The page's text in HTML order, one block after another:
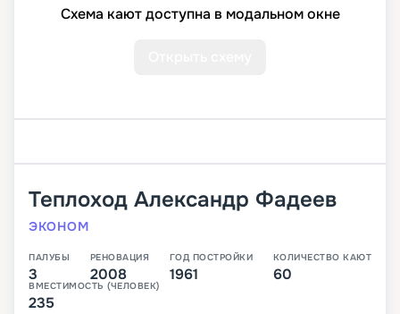
Схема кают доступна в модальном окне
Теплоход Александр Фадеев
ЭКОНОМ
ПАЛУБЫ
3
РЕНОВАЦИЯ
2008
ГОД ПОСТРОЙКИ
1961
КОЛИЧЕСТВО КАЮТ
60
ВМЕСТИМОСТЬ (ЧЕЛОВЕК)
235